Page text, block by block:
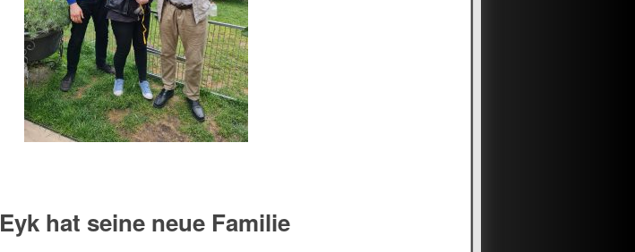
Eyk hat seine neue Familie